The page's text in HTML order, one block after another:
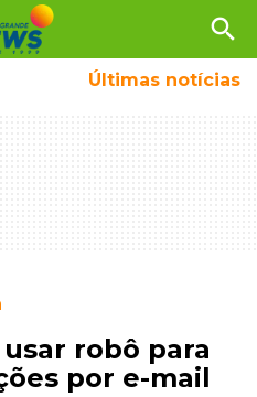
search
Últimas notícias
robô para
por e-mail